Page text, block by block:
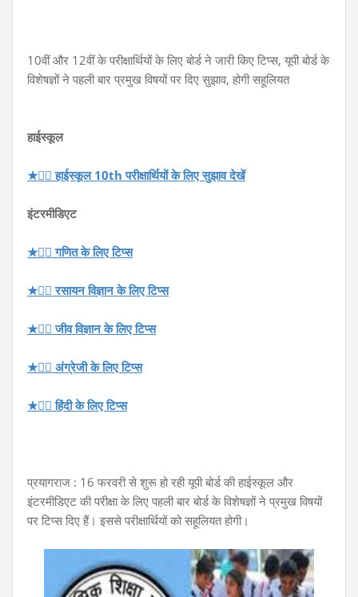
10वीं और 12वीं के परीक्षार्थियों के लिए बोर्ड ने जारी किए टिप्स, यूपी बोर्ड के
विशेषज्ञों ने पहली बार प्रमुख विषयों पर दिए सुझाव, होगी सहूलियत
हाईस्कूल
★👉🏻 हाईस्कूल 10th परीक्षार्थियों के लिए सुझाव देखें
इंटरमीडिएट
★👉🏻 गणित के लिए टिप्स
★👉🏻 रसायन विज्ञान के लिए टिप्स
★👉🏻 जीव विज्ञान के लिए टिप्स
★👉🏻 अंग्रेजी के लिए टिप्स
★👉🏻 हिंदी के लिए टिप्स
प्रयागराज : 16 फरवरी से शुरू हो रही यूपी बोर्ड की हाईस्कूल और
इंटरमीडिएट की परीक्षा के लिए पहली बार बोर्ड के विशेषज्ञों ने प्रमुख विषयों
पर टिप्स दिए हैं। इससे परीक्षार्थियों को सहूलियत होगी।